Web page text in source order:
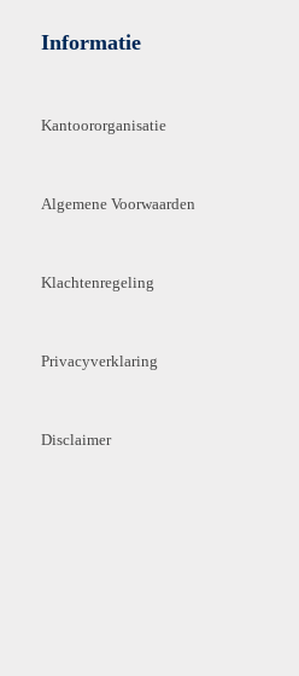
Informatie
Kantoororganisatie
Algemene Voorwaarden
Klachtenregeling
Privacyverklaring
Disclaimer